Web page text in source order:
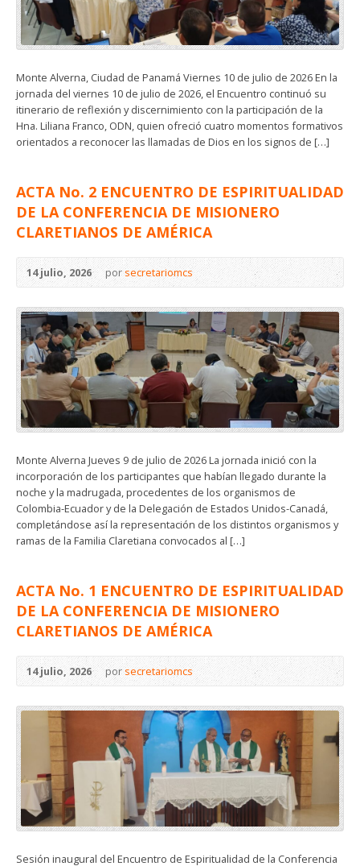
Monte Alverna, Ciudad de Panamá Viernes 10 de julio de 2026 En la
jornada del viernes 10 de julio de 2026, el Encuentro continuó su
itinerario de reflexión y discernimiento con la participación de la
Hna. Liliana Franco, ODN, quien ofreció cuatro momentos formativos
orientados a reconocer las llamadas de Dios en los signos de […]
ACTA No. 2 ENCUENTRO DE ESPIRITUALIDAD
DE LA CONFERENCIA DE MISIONERO
CLARETIANOS DE AMÉRICA
14 julio, 2026 por secretariomcs
Monte Alverna Jueves 9 de julio de 2026 La jornada inició con la
incorporación de los participantes que habían llegado durante la
noche y la madrugada, procedentes de los organismos de
Colombia-Ecuador y de la Delegación de Estados Unidos-Canadá,
completándose así la representación de los distintos organismos y
ramas de la Familia Claretiana convocados al […]
ACTA No. 1 ENCUENTRO DE ESPIRITUALIDAD
DE LA CONFERENCIA DE MISIONERO
CLARETIANOS DE AMÉRICA
14 julio, 2026 por secretariomcs
Sesión inaugural del Encuentro de Espiritualidad de la Conferencia